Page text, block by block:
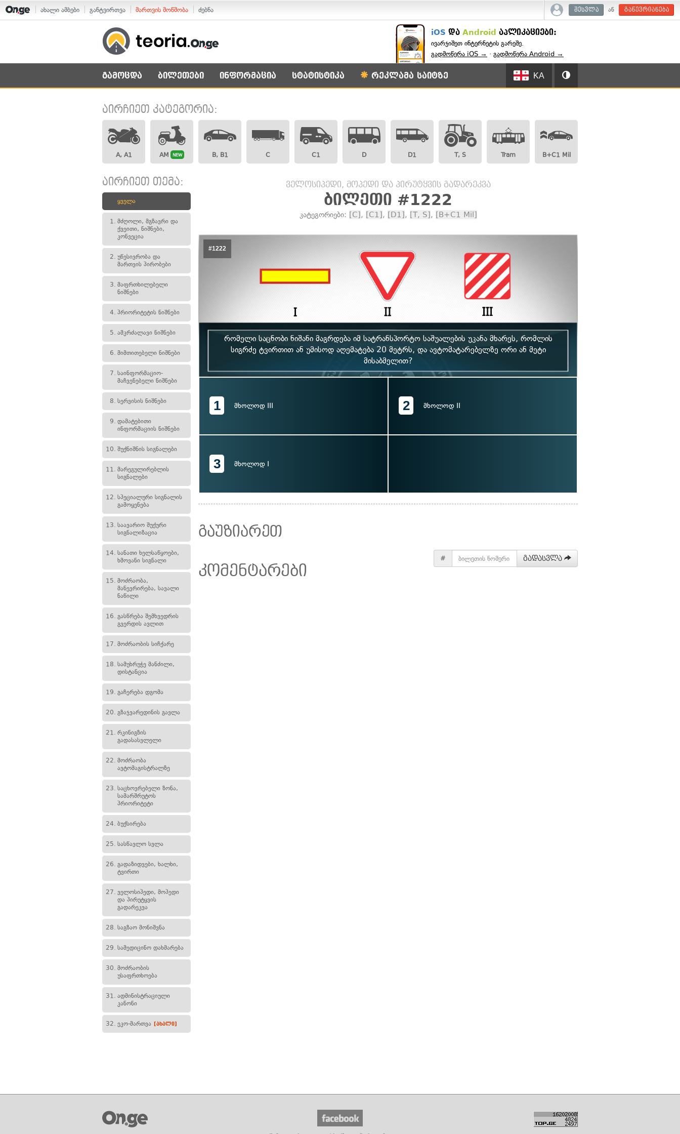
ახალი ამბები განტვირთვა მართვის მოწმობა ძებნა შესვლა ან გაწევრიანება
iOS და Android აპლიკაციები:
ივარჯიშეთ ინტერნეტის გარეშე.
გადმოწერა iOS → · გადმოწერა Android →
გამოცდა ბილეთები ინფორმაცია სტატისტიკა რეკლამა საიტზე KA
აირჩიეთ კატეგორია:
A, A1 AM NEW B, B1 C C1 D D1 T, S Tram B+C1 Mil
აირჩიეთ თემა:
ყველა
1. მძღოლი, მგზავრი და
ქვეითი, ნიშნები,
კონვეცია
2. უწესივრობა და
მართვის პირობები
3. მაფრთხილებელი
ნიშნები
4. პრიორიტეტის ნიშნები
5. ამკრძალავი ნიშნები
6. მიმთითებელი ნიშნები
7. საინფორმაციო-
მაჩვენებელი ნიშნები
8. სერვისის ნიშნები
9. დამატებითი
ინფორმაციის ნიშნები
10. შუქნიშნის სიგნალები
11. მარეგულირებლის
სიგნალები
12. სპეციალური სიგნალის
გამოყენება
13. საავარიო შუქური
სიგნალიზაცია
14. სანათი ხელსაწყოები,
ხმოვანი სიგნალი
15. მოძრაობა,
მანევრირება, სავალი
ნაწილი
16. გასწრება შემხვედრის
გვერდის ავლით
17. მოძრაობის სიჩქარე
18. სამუხრუჭე მანძილი,
დისტანცია
19. გაჩერება დგომა
20. გზაჯვარედინის გავლა
21. რკინიგზის
გადასასვლელი
22. მოძრაობა
ავტომაგისტრალზე
23. საცხოვრებელი ზონა,
სამარშრუტოს
პრიორიტეტი
24. ბუქსირება
25. სასწავლო სვლა
26. გადაზიდვები, ხალხი,
ტვირთი
27. ველოსიპედი, მოპედი
და პირუტყვის
გადარეკვა
28. საგზაო მონიშვნა
29. სამედიცინო დახმარება
30. მოძრაობის
უსაფრთხოება
31. ადმინისტრაციული
კანონი
32. ეკო-მართვა [ახალი]
ველოსიპედი, მოპედი და პირუტყვის გადარეკვა
ბილეთი #1222
კატეგორიები: [C], [C1], [D1], [T, S], [B+C1 Mil]
#1222
რომელი საცნობი ნიშანი მაგრდება იმ სატრანსპორტო საშუალების უკანა მხარეს, რომლის
სიგრძე ტვირთით ან უმისოდ აღემატება 20 მეტრს, და ავტომატარებელზე ორი ან მეტი
მისაბმელით?
1 მხოლოდ III 2 მხოლოდ II
3 მხოლოდ I
# გადასვლა
გაუზიარეთ
კომენტარები